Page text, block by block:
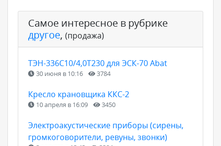
Самое интересное в рубрике
другое, (продажа)
ТЭН-336С10/4,0Т230 для ЭСК-70 Abat
30 июня в 10:16 3784
Кресло крановщика ККС-2
10 апреля в 16:09 3450
Электроакустические приборы (сирены,
громкоговорители, ревуны, звонки)